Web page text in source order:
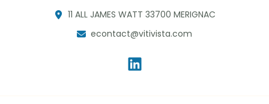
11 ALL JAMES WATT 33700 MERIGNAC
econtact@vitivista.com